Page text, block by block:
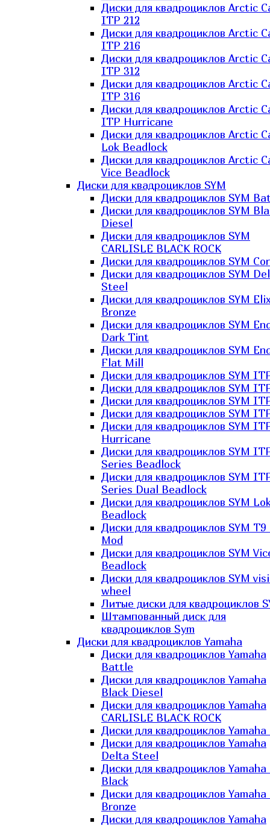
Диски для квадроциклов Arctic
ITP 212
Диски для квадроциклов Arctic
ITP 216
Диски для квадроциклов Arctic
ITP 312
Диски для квадроциклов Arctic
ITP 316
Диски для квадроциклов Arctic
ITP Hurricane
Диски для квадроциклов Arctic
Lok Beadlock
Диски для квадроциклов Arctic
Vice Beadlock
Диски для квадроциклов SYM
Диски для квадроциклов SYM
Диски для квадроциклов SYM
Diesel
Диски для квадроциклов SYM
CARLISLE BLACK ROCK
Диски для квадроциклов SYM
Диски для квадроциклов SYM
Steel
Диски для квадроциклов SYM
Bronze
Диски для квадроциклов SYM
Dark Tint
Диски для квадроциклов SYM
Flat Mill
Диски для квадроциклов SYM
Диски для квадроциклов SYM
Диски для квадроциклов SYM
Диски для квадроциклов SYM
Диски для квадроциклов SYM
Hurricane
Диски для квадроциклов SYM
Series Beadlock
Диски для квадроциклов SYM
Series Dual Beadlock
Диски для квадроциклов SYM
Beadlock
Диски для квадроциклов SYM T9
Mod
Диски для квадроциклов SYM
Beadlock
Диски для квадроциклов SYM
wheel
Литые диски для квадроциклов
Штампованный диск для
квадроциклов Sym
Диски для квадроциклов Yamaha
Диски для квадроциклов Yamaha
Battle
Диски для квадроциклов Yamaha
Black Diesel
Диски для квадроциклов Yamaha
CARLISLE BLACK ROCK
Диски для квадроциклов Yamaha
Диски для квадроциклов Yamaha
Delta Steel
Диски для квадроциклов
Black
Диски для квадроциклов
Bronze
Диски для квадроциклов Yamaha